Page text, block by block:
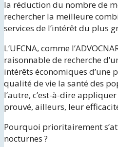
la réduction du nombre de
rechercher la meilleure
services de l’intérêt du plus
L’UFCNA, comme
raisonnable de recherche
intérêts économiques d’une
qualité de vie la santé des
l’autre, c’est-à-dire
prouvé, ailleurs, leur
Pourquoi prioritairement
nocturnes ?